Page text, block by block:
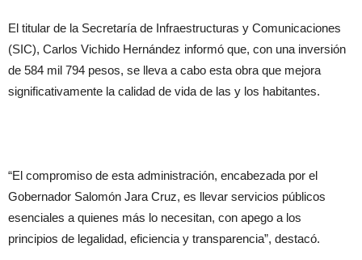
El titular de la Secretaría de Infraestructuras y Comunicaciones
(SIC), Carlos Vichido Hernández informó que, con una inversión
de 584 mil 794 pesos, se lleva a cabo esta obra que mejora
significativamente la calidad de vida de las y los habitantes.
“El compromiso de esta administración, encabezada por el
Gobernador Salomón Jara Cruz, es llevar servicios públicos
esenciales a quienes más lo necesitan, con apego a los
principios de legalidad, eficiencia y transparencia”, destacó.